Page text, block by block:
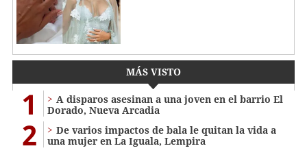
MÁS VISTO
1
A disparos asesinan a una joven en el barrio El
Dorado, Nueva Arcadia
2
De varios impactos de bala le quitan la vida a
una mujer en La Iguala, Lempira